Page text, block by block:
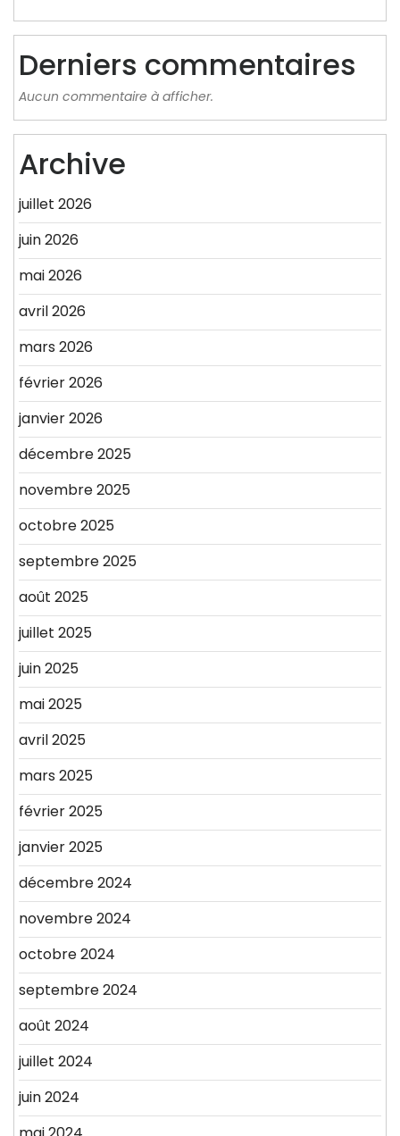
Derniers commentaires
Aucun commentaire à afficher.
Archive
juillet 2026
juin 2026
mai 2026
avril 2026
mars 2026
février 2026
janvier 2026
décembre 2025
novembre 2025
octobre 2025
septembre 2025
août 2025
juillet 2025
juin 2025
mai 2025
avril 2025
mars 2025
février 2025
janvier 2025
décembre 2024
novembre 2024
octobre 2024
septembre 2024
août 2024
juillet 2024
juin 2024